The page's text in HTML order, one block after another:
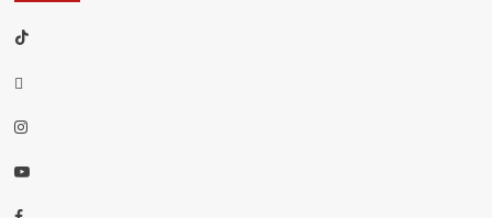
TikTok
threads
Instagram
Youtube
Facebook